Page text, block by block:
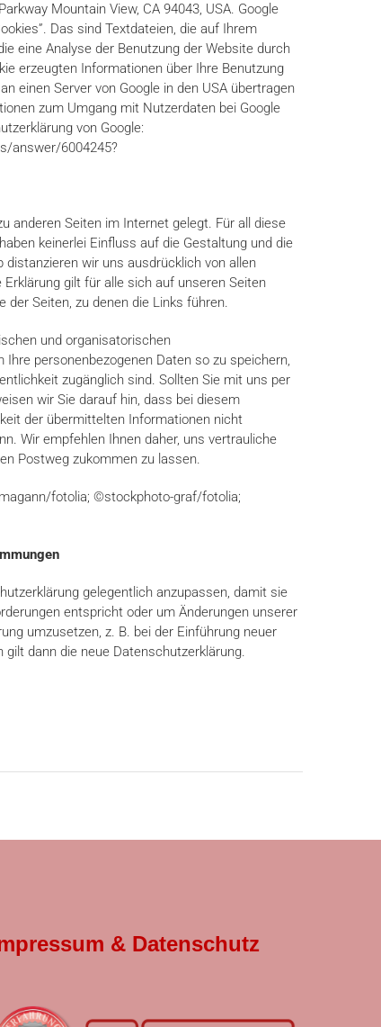
Mountain View, CA 94043, USA. Google
Das sind Textdateien, die auf Ihrem
eine Analyse der Benutzung der Website durch
erzeugten Informationen über Ihre Benutzung
einen Server von Google in den USA übertragen
zum Umgang mit Nutzerdaten bei Google
von Google:
answer/6004245?
anderen Seiten im Internet gelegt. Für all diese
keinerlei Einfluss auf die Gestaltung und die
distanzieren wir uns ausdrücklich von allen
gilt für alle sich auf unseren Seiten
der Seiten, zu denen die Links führen.
und organisatorischen
personenbezogenen Daten so zu speichern,
zugänglich sind. Sollten Sie mit uns per
wir Sie darauf hin, dass bei diesem
der übermittelten Informationen nicht
Wir empfehlen Ihnen daher, uns vertrauliche
Postweg zukommen zu lassen.
fotolia; ©stockphoto-graf/fotolia;
gelegentlich anzupassen, damit sie
entspricht oder um Änderungen unserer
umzusetzen, z. B. bei der Einführung neuer
dann die neue Datenschutzerklärung.
& Datenschutz